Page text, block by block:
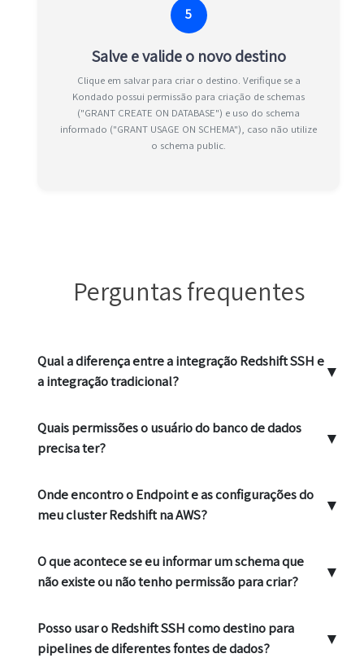
5
Salve e valide o novo destino
Clique em salvar para criar o destino. Verifique se a
Kondado possui permissão para criação de schemas
("GRANT CREATE ON DATABASE") e uso do schema
informado ("GRANT USAGE ON SCHEMA"), caso não utilize
o schema public.
Perguntas frequentes
Qual a diferença entre a integração Redshift SSH e
a integração tradicional?
▼
Quais permissões o usuário do banco de dados
precisa ter?
▼
Onde encontro o Endpoint e as configurações do
meu cluster Redshift na AWS?
▼
O que acontece se eu informar um schema que
não existe ou não tenho permissão para criar?
▼
Posso usar o Redshift SSH como destino para
pipelines de diferentes fontes de dados?
▼